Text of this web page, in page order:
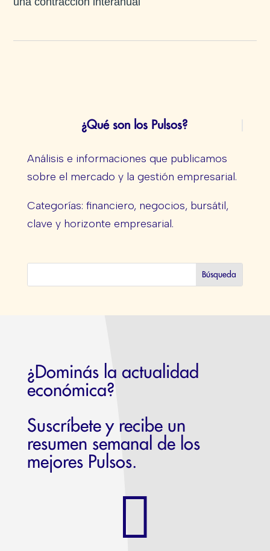
¿Qué son los Pulsos?
Análisis e informaciones que publicamos
sobre el mercado y la gestión empresarial.
Categorías: financiero, negocios, bursátil,
clave y horizonte empresarial.
¿Dominás la actualidad
económica?
Suscríbete y recibe un
resumen semanal de los
mejores Pulsos.
